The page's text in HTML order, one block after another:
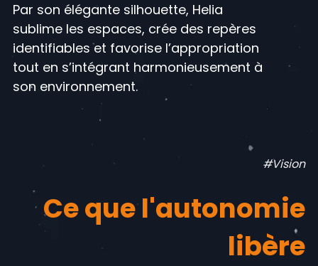
Par son élégante silhouette, Helia
sublime les espaces, crée des repères
identifiables et favorise l’appropriation
tout en s’intégrant harmonieusement à
son environnement.
#Vision
Ce que l'autonomie
libère